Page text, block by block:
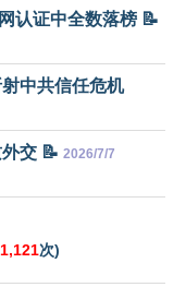
认证中全数落榜 📝
中共信任危机
交 📝 2026/7/7
次)